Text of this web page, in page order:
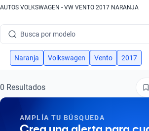
AUTOS VOLKSWAGEN - VW VENTO 2017 NARANJA
Busca por modelo
Busca por versión
Busca por marca
Busca por modelo
Naranja Volkswagen Vento 2017
0 Resultados
AMPLÍA TU BÚSQUEDA